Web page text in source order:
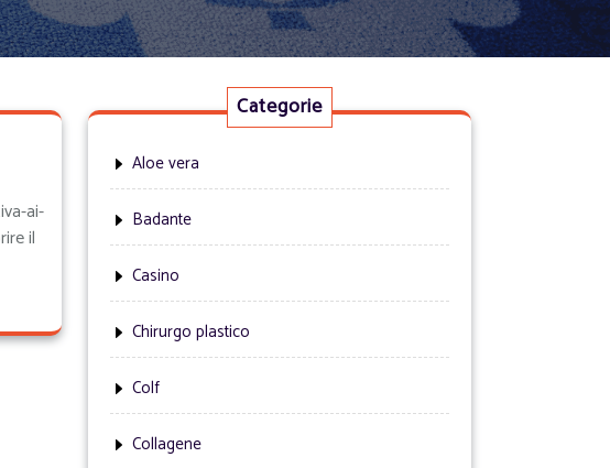
ai-
il
Categorie
Aloe vera
Badante
Casino
Chirurgo plastico
Colf
Collagene